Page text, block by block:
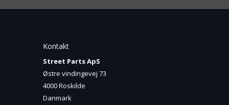
Kontakt
Street Parts ApS
Østre vindingevej 73
4000 Roskilde
Danmark